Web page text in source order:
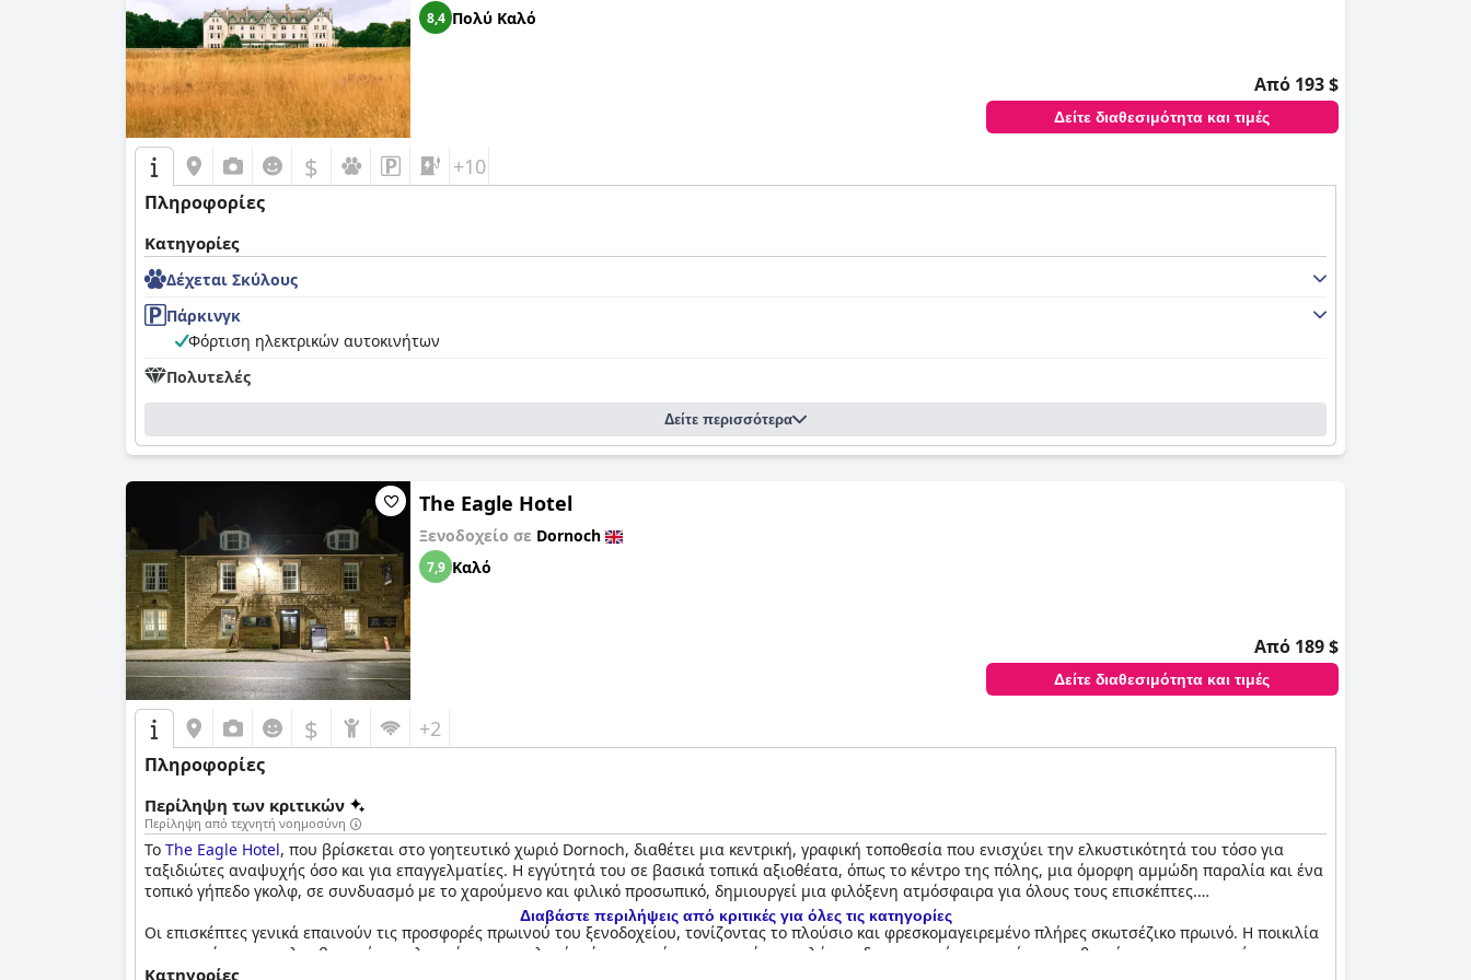
8,4 Πολύ Καλό
Από 193 $
Δείτε διαθεσιμότητα και τιμές
$ +10
Πληροφορίες
Κατηγορίες
Δέχεται Σκύλους
Πάρκινγκ
Φόρτιση ηλεκτρικών αυτοκινήτων
Πολυτελές
Δείτε περισσότερα
The Eagle Hotel
Ξενοδοχείο σε Dornoch
7,9 Καλό
Από 189 $
Δείτε διαθεσιμότητα και τιμές
$ +2
Πληροφορίες
Περίληψη των κριτικών
Περίληψη από τεχνητή νοημοσύνη
Το The Eagle Hotel, που βρίσκεται στο γοητευτικό χωριό Dornoch, διαθέτει μια κεντρική, γραφική τοποθεσία που ενισχύει την ελκυστικότητά του τόσο για
ταξιδιώτες αναψυχής όσο και για επαγγελματίες. Η εγγύτητά του σε βασικά τοπικά αξιοθέατα, όπως το κέντρο της πόλης, μια όμορφη αμμώδη παραλία και ένα
τοπικό γήπεδο γκολφ, σε συνδυασμό με το χαρούμενο και φιλικό προσωπικό, δημιουργεί μια φιλόξενη ατμόσφαιρα για όλους τους επισκέπτες.
Οι επισκέπτες γενικά επαινούν τις προσφορές πρωινού του ξενοδοχείου, τονίζοντας το πλούσιο και φρεσκομαγειρεμένο πλήρες σκωτσέζικο πρωινό. Η ποικιλία
στο μενού, συμπεριλαμβανομένων ελαφρύτερων επιλογών, όπως φρούτα και γιαούρτι, καλύπτει διαφορετικές προτιμήσεις, καθιστώντας την εμπειρία του
πρωινού τόσο ικανοποιητική όσο και απολαυστική. Αν και αναφέρονται μικρές ασυνέπειες στην εξυπηρέτηση και την ποιότητα του φαγητού, το πρωινό
Διαβάστε περιλήψεις από κριτικές για όλες τις κατηγορίες
Κατηγορίες